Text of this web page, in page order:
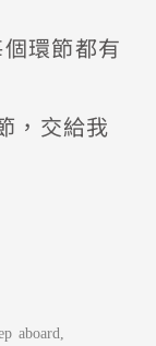
環節都有
，交給我
aboard,